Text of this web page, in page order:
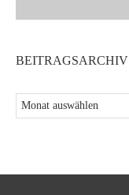
BEITRAGSARCHIV